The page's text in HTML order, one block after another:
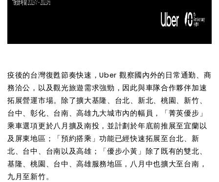
疫後的台灣復甦節奏快速，Uber 觀察國內外的日常通勤、商
務洽公，以及觀光旅遊需求強勁，因此與車隊合作夥伴加速
拓展營運市場。除了擴大基隆、台北、新北、桃園、新竹、
台中、彰化、台南、高雄九大城市內的幅員，「菁英優步」
乘車選項更於八月擴及南投，並計劃於年底前推展至宜蘭以
及屏東地區；「預約搭乘」功能已經快速拓展至台北、新
北、台中、台南以及高雄；「優步小黃」除了既有的雙北、
基隆、桃園、台中、高雄服務地區，八月中也擴大至台南，
九月至新竹。